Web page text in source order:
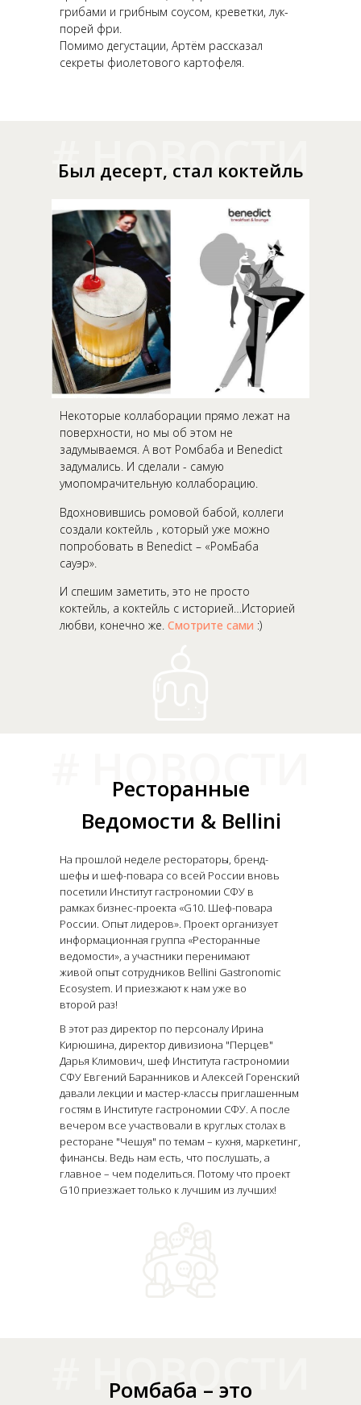
грибами и грибным соусом, креветки, лук-
порей фри.
Помимо дегустации, Артём рассказал
секреты фиолетового картофеля.
# НОВОСТИ
Был десерт, стал коктейль
Вдохновившись ромовой бабой, коллеги
создали коктейль , который уже можно
попробовать в Benedict – «РомБаба
сауэр».
Некоторые коллаборации прямо лежат на
поверхности, но мы об этом не
задумываемся. А вот Ромбаба и Benedict
задумались. И сделали - самую
умопомрачительную коллаборацию.
И спешим заметить, это не просто
коктейль, а коктейль с историей…Историей
любви, конечно же. Смотрите сами :)
# НОВОСТИ
Ресторанные
Ведомости & Bellini
На прошлой неделе рестораторы, бренд-
шефы и шеф-повара со всей России вновь
посетили Институт гастрономии СФУ в
рамках бизнес-проекта «G10. Шеф-повара
России. Опыт лидеров». Проект организует
информационная группа «Ресторанные
ведомости», а участники перенимают
живой опыт сотрудников Bellini Gastronomic
Ecosystem. И приезжают к нам уже во
второй раз!
В этот раз директор по персоналу Ирина
Кирюшина, директор дивизиона "Перцев"
Дарья Климович, шеф Института гастрономии
СФУ Евгений Баранников и Алексей Горенский
давали лекции и мастер-классы приглашенным
гостям в Институте гастрономии СФУ. А после
вечером все участвовали в круглых столах в
ресторане "Чешуя" по темам – кухня, маркетинг,
финансы. Ведь нам есть, что послушать, а
главное – чем поделиться. Потому что проект
G10 приезжает только к лучшим из лучших!
# НОВОСТИ
Ромбаба – это